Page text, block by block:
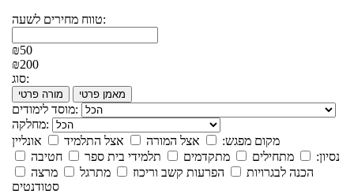
טווח מחירים לשעה:
₪50
₪200
סוג:
מורה פרטי מאמן פרטי
מוסד לימודים:
מחלקה:
מקום מפגש:
אצל המורה אצל התלמיד
אונליין
נסיון:
מתחילים מתקדמים תלמידי בית ספר
חטיבה
הכנה לבגרויות
הפרעות קשב וריכוז מתרגל
מרצה
סטודנטים